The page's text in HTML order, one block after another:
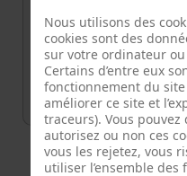
Email
Référent
Nous utilisons des
cookies sont des
sur votre ordinateur
Certains d’entre eux
fonctionnement du site
améliorer ce site et
traceurs). Vous
autorisez ou non ces
vous les rejetez, vous
utiliser l’ensemble